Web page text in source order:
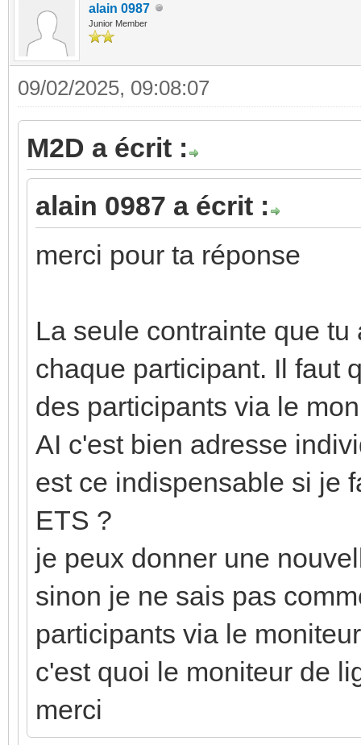
alain 0987
Junior Member
09/02/2025, 09:08:07
M2D a écrit :
alain 0987 a écrit :
merci pour ta réponse
La seule contrainte que
chaque participant. Il faut
des participants via le
AI c'est bien adresse
est ce indispensable si je
ETS ?
je peux donner une
sinon je ne sais pas
participants via le
c'est quoi le moniteur de
merci